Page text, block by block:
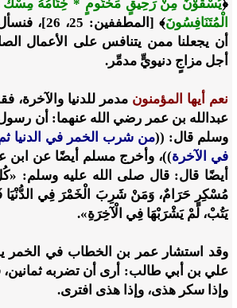
﴿يُسْقَوْنَ مِنْ رَحِيقٍ مَخْتُومٍ * خِتَامُهُ مِسْكٌ
الْمُتَنَافِسُونَ﴾
[المطففين:
أن يجعلنا ممن يتنافس على الأعمال
أجل مزاجٍ دنيويٍّ مدمِّر.
نعم أيها المؤمنون مدمر للدنيا والآخرة،
عبدالله بن عمر رضي الله عنهما: أن رسول
وسلم قال: ((من شرب الخمر في الدنيا
في الآخرة))، وأخرج مسلم أيضًا عن ابن
أيضًا قال: قال صلى الله عليه وسلم:
مُسْكِرٍ حَرَامٌ، وَمَنْ شَرِبَ الْخَمْرَ فِي الدُّنْيَا
يَتُبْ، لَمْ يَشْرَبْهَا فِي الْآخِرَةِ».
وقد استشار عمر بن الخطاب في الخمر
علي بن أبي طالب: أرى أن تضربه ثمانين،
وإذا سكر هذى، وإذا هذى افترى.